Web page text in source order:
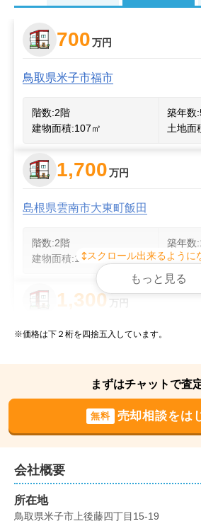
700万円
鳥取県米子市福市
階数:2階 築年数:
建物面積:107㎡ 土地面
1,700万円
島根県雲南市大東町飯田
階数:2階 築年数:
建物面積:124㎡ 土地面
1,300万円
島根県松江市上乃木四丁目
㎡ 土地面
1,700万円
鳥取県米子市観音寺新町一丁目
階数:
建物面積:122㎡
スクロール出来るように
もっと見る
※価格は下２桁を四捨五入しています。
まずはチャットで査
無料 売却相談をは
会社概要
所在地
鳥取県米子市上後藤四丁目15-19